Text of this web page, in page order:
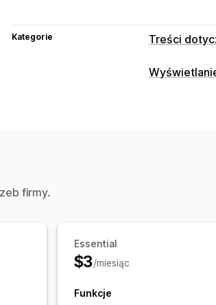
Kategorie Treści
Typy
firmy.
Essential
$3/miesiąc
Funkcje